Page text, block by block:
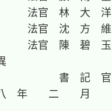
法官  林　大　洋
法官  沈　方　維
法官  陳　碧　玉
書  記  官
八　年　  二  　月